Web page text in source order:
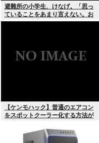
避難所の小学生、けなげ。「思っ
ていることをあまり言えない。お
母さんに迷惑かけるから」
【ケンモハック】普通のエアコン
をスポットクーラー化する方法が